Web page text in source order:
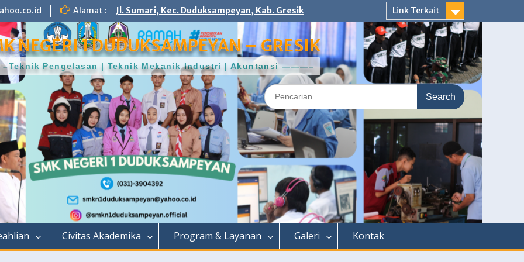
Alamat : Jl. Sumari, Kec. Duduksampeyan, Kab. Gresik Link Terkait
NEGERI 1 DUDUKSAMPEYAN – GRESIK
Pengelasan | Teknik Mekanik Industri | Akuntansi ———–
Search
for:
Civitas Akademika Program & Layanan Galeri Kontak